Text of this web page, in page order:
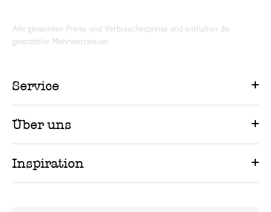
Alle genannten Preise sind Verbraucherpreise und enthalten die
gesetzliche Mehrwertsteuer.
Service
Über uns
Inspiration